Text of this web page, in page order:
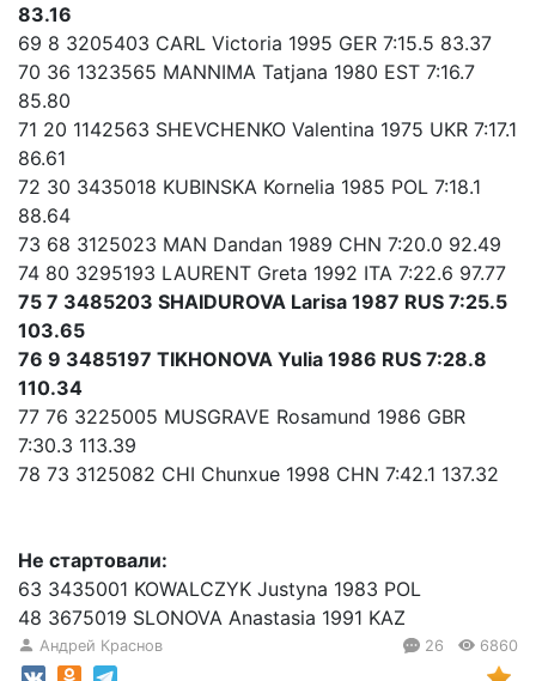
83.16
69 8 3205403 CARL Victoria 1995 GER 7:15.5 83.37
70 36 1323565 MANNIMA Tatjana 1980 EST 7:16.7
85.80
71 20 1142563 SHEVCHENKO Valentina 1975 UKR 7:17.1
86.61
72 30 3435018 KUBINSKA Kornelia 1985 POL 7:18.1
88.64
73 68 3125023 MAN Dandan 1989 CHN 7:20.0 92.49
74 80 3295193 LAURENT Greta 1992 ITA 7:22.6 97.77
75 7 3485203 SHAIDUROVA Larisa 1987 RUS 7:25.5
103.65
76 9 3485197 TIKHONOVA Yulia 1986 RUS 7:28.8
110.34
77 76 3225005 MUSGRAVE Rosamund 1986 GBR
7:30.3 113.39
78 73 3125082 CHI Chunxue 1998 CHN 7:42.1 137.32
Не стартовали:
63 3435001 KOWALCZYK Justyna 1983 POL
48 3675019 SLONOVA Anastasia 1991 KAZ
Андрей Краснов 26 6860